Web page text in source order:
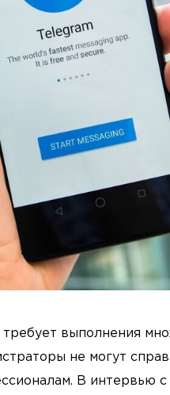
выполнения
не могут
В интервью